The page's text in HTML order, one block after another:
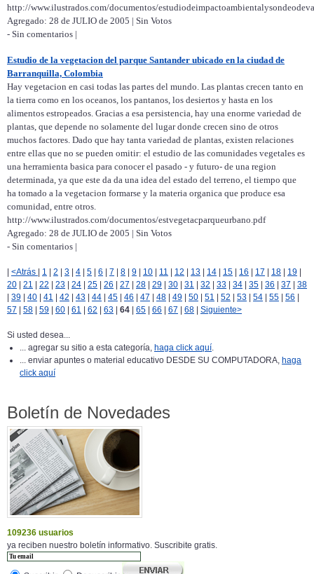
http://www.ilustrados.com/documentos/
Agregado: 28 de JULIO de 2005 | Sin Votos
- Sin comentarios |
Estudio de la vegetacion del parque Santander ubicado en la ciudad de
Barranquilla, Colombia
Hay vegetacion en casi todas las partes del mundo. Las plantas crecen tanto en
la tierra como en los oceanos, los pantanos, los desiertos y hasta en los
alimentos estropeados. Gracias a esa persistencia, hay una enorme variedad de
plantas, que depende no solamente del lugar donde crecen sino de otros
muchos factores. Dado que hay tanta variedad de plantas, existen relaciones
entre ellas que no se pueden omitir: el estudio de las comunidades vegetales es
una herramienta basica para conocer el pasado - y futuro- de una region
determinada, ya que este da da una idea del estado del terreno, el tiempo que
ha tomado a la vegetacion formarse y la materia organica que produce esa
comunidad, entre otros.
http://www.ilustrados.com/documentos/estvegetacparqueurbano.pdf
Agregado: 28 de JULIO de 2005 | Sin Votos
- Sin comentarios |
<Atrás 1 2 3 4 5 6 7 8 9 10 11 12 13 14 15 16 17 18 19
20
21 22 23 24 25 26 27 28 29 30 31 32 33 34 35 36 37
38
39 40 41 42 43 44 45 46 47 48 49 50 51 52 53 54 55 56
57
58 59 60 61 62 63 64 65 66 67 68 Siguiente>
Si usted desea...
... agregar su sitio a esta categoría, haga click aquí.
... enviar apuntes o material educativo DESDE SU COMPUTADORA, haga
click aquí
Boletín de Novedades
109236 usuarios
ya reciben nuestro boletín informativo. Suscribite gratis.